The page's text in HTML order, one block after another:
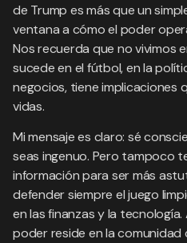
de Trump es más que un
ventana a cómo el poder
Nos recuerda que no vivimos
sucede en el fútbol, en la
negocios, tiene implicaciones
vidas.
Mi mensaje es claro: sé
seas ingenuo. Pero tampoco
información para ser más
defender siempre el juego
en las finanzas y la
poder reside en la comunidad